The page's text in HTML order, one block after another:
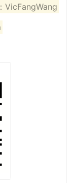
VicFangWang